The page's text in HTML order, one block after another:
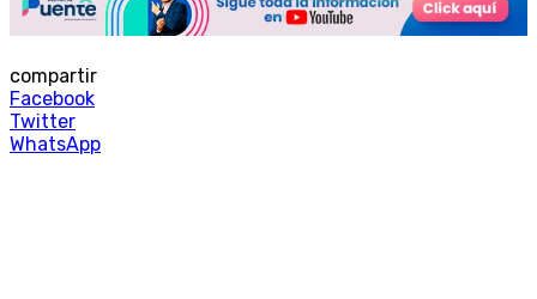
compartir
Facebook
Twitter
WhatsApp